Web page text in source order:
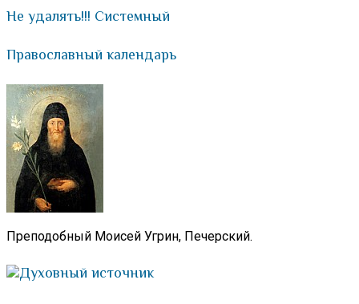
Не удалять!!! Системный
Православный календарь
Преподобный Моисей Угрин, Печерский.
Духовный источник